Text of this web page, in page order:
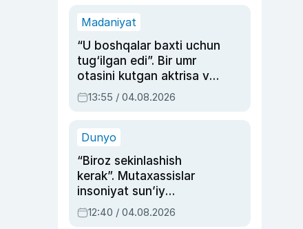
Madaniyat
“U boshqalar baxti uchun
tug‘ilgan edi”. Bir umr
otasini kutgan aktrisa va
dublyaj ustasi Rimma
Ahmedovaning
13:55 / 04.08.2026
Dunyo
“Biroz sekinlashish
kerak”. Mutaxassislar
insoniyat sun’iy
intellektni boshqara
olmay qolishidan xavotir
12:40 / 04.08.2026